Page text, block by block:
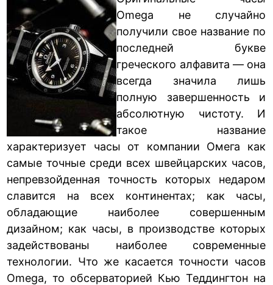
Omega не случайно
получили свое название по
последней букве
греческого алфавита — она
всегда значила лишь
полную завершенность и
абсолютную чистоту. И
такое название
характеризует часы от компании Омега как
самые точные среди всех швейцарских часов,
непревзойденная точность которых недаром
славится на всех континентах; как часы,
обладающие наиболее совершенным
дизайном; как часы, в производстве которых
задействованы наиболее современные
технологии. Что же касается точности часов
Omega, то обсерваторией Кью Теддингтон на